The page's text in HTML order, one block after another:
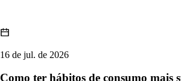
16 de jul. de 2026
Como ter hábitos de consumo mais